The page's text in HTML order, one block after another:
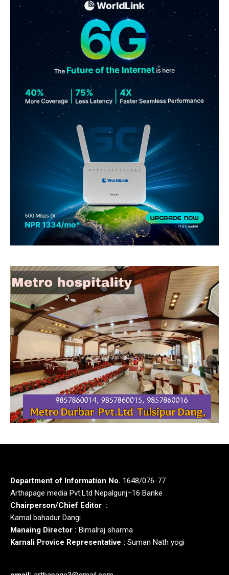
Department of Information No. 1648/076-77
Arthapage media Pvt.Ltd Nepalgunj–16 Banke
Chairperson/Chief Editor :
Kamal bahadur Dangi
Manaing Director : Bimalraj sharma
Karnali Provice Representative : Suman Nath yogi